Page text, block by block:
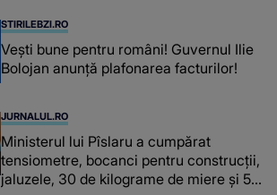
STIRILEBZI.RO
Vești bune pentru români! Guvernul Ilie
Bolojan anunță plafonarea facturilor!
JURNALUL.RO
Ministerul lui Pîslaru a cumpărat
tensiometre, bocanci pentru construcții,
jaluzele, 30 de kilograme de miere și 50